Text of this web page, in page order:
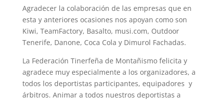
Agradecer la colaboración de las empresas que en
esta y anteriores ocasiones nos apoyan como son
Kiwi, TeamFactory, Basalto, musi.com, Outdoor
Tenerife, Danone, Coca Cola y Dimurol Fachadas.
La Federación Tinerfeña de Montañismo felicita y
agradece muy especialmente a los organizadores, a
todos los deportistas participantes, equipadores y
árbitros. Animar a todos nuestros deportistas a